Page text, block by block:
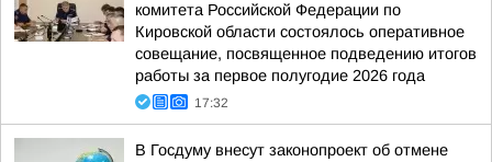
комитета Российской Федерации по
Кировской области состоялось оперативное
совещание, посвященное подведению итогов
работы за первое полугодие 2026 года
17:32
В Госдуму внесут законопроект об отмене